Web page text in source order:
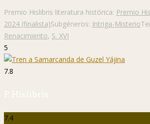
Premio Hislibris literatura histórica: Premio
2024 (finalista)Subgéneros: Intriga-Misterio
Renacimiento, S. XVI
5
7.8
P. Hislibris
7.4